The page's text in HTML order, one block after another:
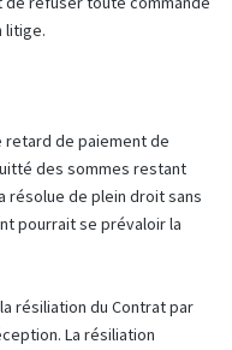
litige.
retard de paiement de
des sommes restant
résolue de plein droit sans
pourrait se prévaloir la
résiliation du Contrat par
La résiliation